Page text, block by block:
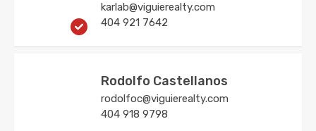
karlab@viguierealty.com
404 921 7642
Rodolfo Castellanos
rodolfoc@viguierealty.com
404 918 9798